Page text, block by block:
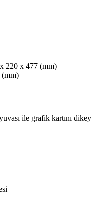
220 x 477 (mm)
(mm)
ile grafik kartını dikey